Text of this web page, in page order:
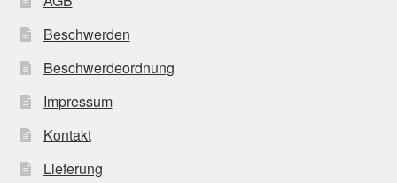
Beschwerden
Beschwerdeordnung
Impressum
Kontakt
Lieferung